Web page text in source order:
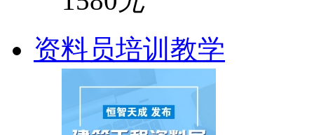
资料员培训教学